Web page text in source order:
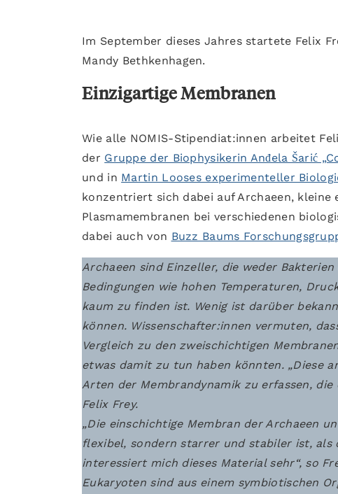
Im September dieses Jahres startete Felix
Mandy Bethkenhagen.
Einzigartige Membranen
Wie alle NOMIS-Stipendiat:innen arbeitet
der Gruppe der Biophysikerin Anđela Šarić
und in Martin Looses experimenteller
konzentriert sich dabei auf Archaeen,
Plasmamembranen bei verschiedenen
dabei auch von Buzz Baums
Archaeen sind Einzeller, die weder
Bedingungen wie hohen Temperaturen,
kaum zu finden ist. Wenig ist darüber
können. Wissenschafter:innen vermuten,
Vergleich zu den zweischichtigen
etwas damit zu tun haben könnten. „Diese
Arten der Membrandynamik zu erfassen,
Felix Frey.
„Die einschichtige Membran der Archaeen
flexibel, sondern starrer und stabiler ist, als
interessiert mich dieses Material sehr“, so
Eukaryoten sind aus einem symbiotischen